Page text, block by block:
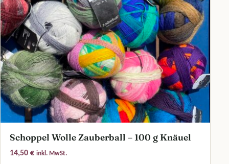
Schoppel Wolle Zauberball – 100 g Knäuel
14,50 € inkl. MwSt.